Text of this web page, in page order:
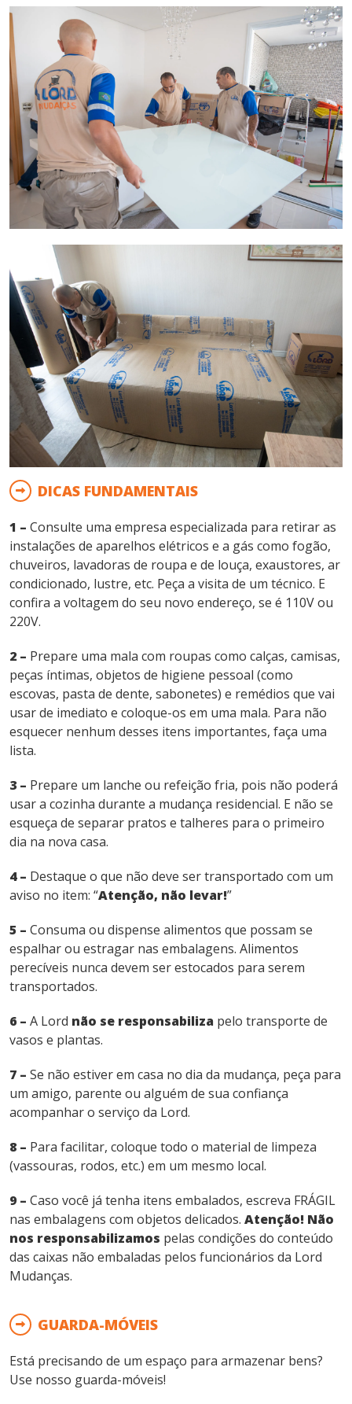
DICAS FUNDAMENTAIS
1 – Consulte uma empresa especializada para retirar as
instalações de aparelhos elétricos e a gás como fogão,
chuveiros, lavadoras de roupa e de louça, exaustores, ar
condicionado, lustre, etc. Peça a visita de um técnico. E
confira a voltagem do seu novo endereço, se é 110V ou
220V.
2 – Prepare uma mala com roupas como calças, camisas,
peças íntimas, objetos de higiene pessoal (como
escovas, pasta de dente, sabonetes) e remédios que vai
usar de imediato e coloque-os em uma mala. Para não
esquecer nenhum desses itens importantes, faça uma
lista.
3 – Prepare um lanche ou refeição fria, pois não poderá
usar a cozinha durante a mudança residencial. E não se
esqueça de separar pratos e talheres para o primeiro
dia na nova casa.
4 – Destaque o que não deve ser transportado com um
aviso no item: “Atenção, não levar!”
5 – Consuma ou dispense alimentos que possam se
espalhar ou estragar nas embalagens. Alimentos
perecíveis nunca devem ser estocados para serem
transportados.
6 – A Lord não se responsabiliza pelo transporte de
vasos e plantas.
7 – Se não estiver em casa no dia da mudança, peça para
um amigo, parente ou alguém de sua confiança
acompanhar o serviço da Lord.
8 – Para facilitar, coloque todo o material de limpeza
(vassouras, rodos, etc.) em um mesmo local.
9 – Caso você já tenha itens embalados, escreva FRÁGIL
nas embalagens com objetos delicados. Atenção! Não
nos responsabilizamos pelas condições do conteúdo
das caixas não embaladas pelos funcionários da Lord
Mudanças.
GUARDA-MÓVEIS
Está precisando de um espaço para armazenar bens?
Use nosso guarda-móveis!